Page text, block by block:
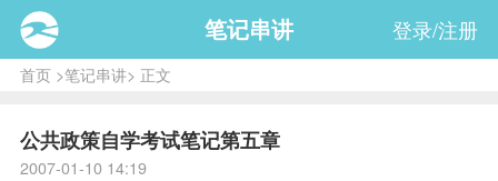
笔记串讲 登录/注册
首页>笔记串讲> 正文
公共政策自学考试笔记第五章
2007-01-10 14:19